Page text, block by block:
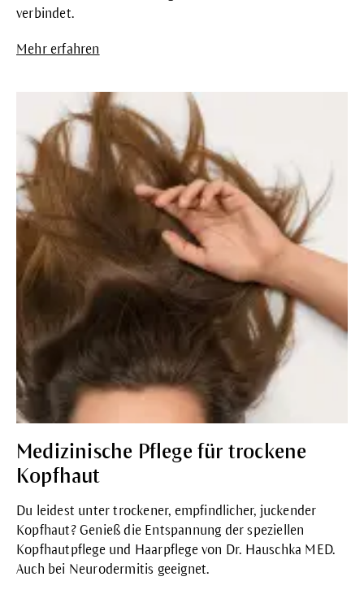
verbindet.
Mehr erfahren
Medizinische Pflege für trockene
Kopfhaut
Du leidest unter trockener, empfindlicher, juckender
Kopfhaut? Genieß die Entspannung der speziellen
Kopfhautpflege und Haarpflege von Dr. Hauschka MED.
Auch bei Neurodermitis geeignet.